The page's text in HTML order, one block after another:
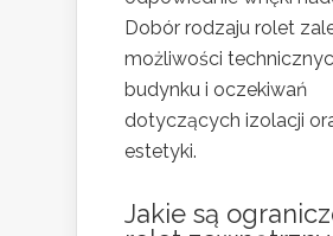
Dobór rodzaju rolet
możliwości
budynku i oczekiwań
dotyczących izolacji
estetyki.
Jakie są